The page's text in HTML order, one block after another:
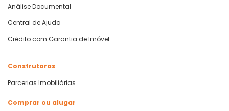
Análise Documental
Central de Ajuda
Crédito com Garantia de Imóvel
Construtoras
Parcerias Imobiliárias
Comprar ou alugar